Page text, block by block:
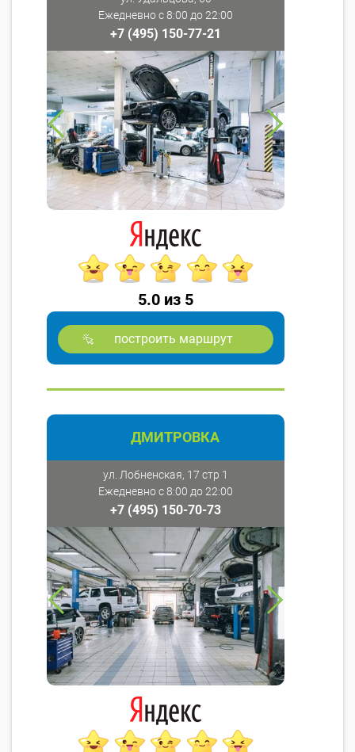
Ежедневно с 8:00 до 22:00
+7 (495) 150-77-21
5.0 из 5
построить маршрут
ДМИТРОВКА
ул. Лобненская, 17 стр 1
Ежедневно с 8:00 до 22:00
+7 (495) 150-70-73